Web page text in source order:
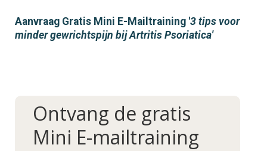
Aanvraag Gratis Mini E-Mailtraining '3 tips voor
minder gewrichtspijn bij Artritis Psoriatica'
Ontvang de gratis
Mini E-mailtraining